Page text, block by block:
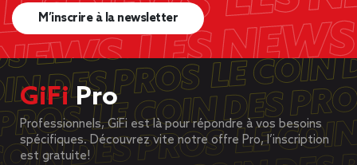
M’inscrire à la newsletter
GiFiPro
Professionnels, GiFi est là pour répondre à vos besoins
spécifiques. Découvrez vite notre offre Pro, l’inscription
est gratuite!